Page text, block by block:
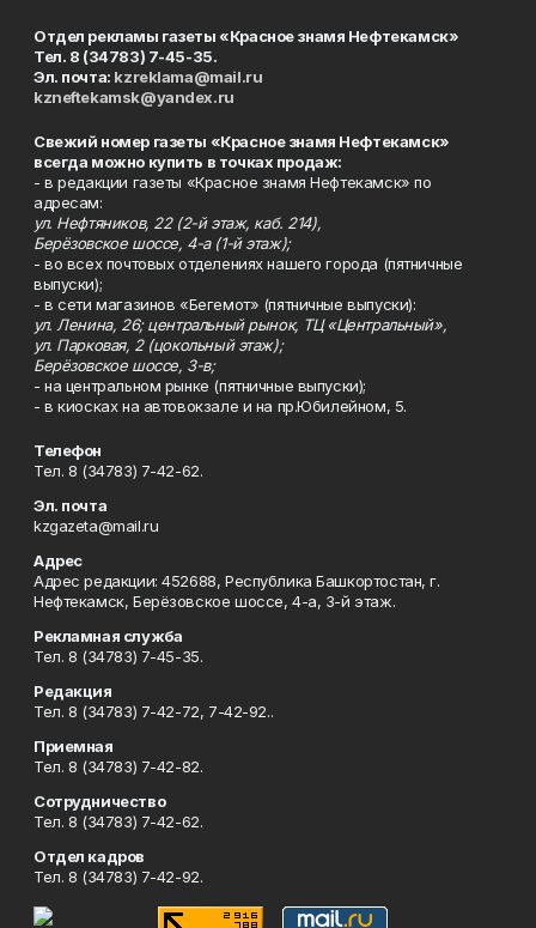
Отдел рекламы газеты «Красное знамя Нефтекамск»
Тел. 8 (34783) 7-45-35.
Эл. почта: kzreklama@mail.ru
kzneftekamsk@yandex.ru
Свежий номер газеты «Красное знамя Нефтекамск»
всегда можно купить в точках продаж:
- в редакции газеты «Красное знамя Нефтекамск» по
адресам:
ул. Нефтяников, 22 (2-й этаж, каб. 214),
Берёзовское шоссе, 4-а (1-й этаж);
- во всех почтовых отделениях нашего города (пятничные
выпуски);
- в сети магазинов «Бегемот» (пятничные выпуски):
ул. Ленина, 26; центральный рынок, ТЦ «Центральный»,
ул. Парковая, 2 (цокольный этаж);
Берёзовское шоссе, 3-в;
- на центральном рынке (пятничные выпуски);
- в киосках на автовокзале и на пр.Юбилейном, 5.
Телефон
Тел. 8 (34783) 7-42-62.
Эл. почта
kzgazeta@mail.ru
Адрес
Адрес редакции: 452688, Республика Башкортостан, г.
Нефтекамск, Берёзовское шоссе, 4-а, 3-й этаж.
Рекламная служба
Тел. 8 (34783) 7-45-35.
Редакция
Тел. 8 (34783) 7-42-72, 7-42-92..
Приемная
Тел. 8 (34783) 7-42-82.
Сотрудничество
Тел. 8 (34783) 7-42-62.
Отдел кадров
Тел. 8 (34783) 7-42-92.